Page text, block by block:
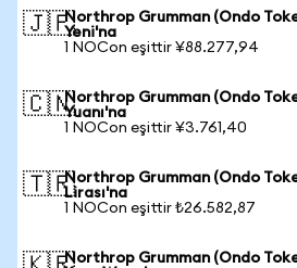
🇯🇵Northrop Grumman (Ondo
Yeni'na
1 NOCon eşittir ¥88.277,94
🇨🇳Northrop Grumman (Ondo
Yuanı'na
1 NOCon eşittir ¥3.761,40
🇹🇷Northrop Grumman (Ondo
Lirası'na
1 NOCon eşittir ₺26.582,87
Northrop Grumman (Ondo